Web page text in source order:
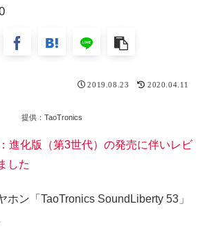
2019.08.23 2020.04.11
提供：TaoTronics
進化版（第3世代）の発売に伴いレビ
した
ホン「TaoTronics SoundLiberty 53」